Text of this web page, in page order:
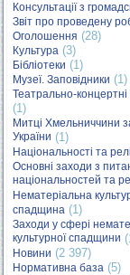
Консультації з
Звіт про проведену
Оголошення (28)
Культура (3)
Бібліотеки (1)
Музеї. Заповідники (1)
Театрально-концертні
(1)
Митці Хмельниччини
України (1)
Національності та
Основні заходи з
національностей та
Нематеріальна
спадщина (1)
Заходи у сфері
культурної спадщини
Новини (2 397)
Нормативна база (5)